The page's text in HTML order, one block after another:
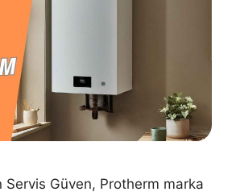
Servis Güven, Protherm marka